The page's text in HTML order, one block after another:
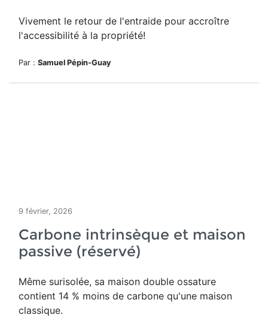
Vivement le retour de l'entraide pour accroître
l'accessibilité à la propriété!
Par : Samuel Pépin-Guay
9 février, 2026
Carbone intrinsèque et maison
passive (réservé)
Même surisolée, sa maison double ossature
contient 14 % moins de carbone qu'une maison
classique.